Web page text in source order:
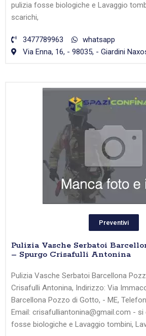
pulizia fosse biologiche e Lavaggio
scarichi,
3477789963
whatsapp
Via Enna, 16, - 98035, - Giardini
Preventivi
Pulizia Vasche Serbatoi
– Spurgo Crisafulli Antonina
Pulizia Vasche Serbatoi Barcellona
Crisafulli Antonina, Indirizzo: Via
Barcellona Pozzo di Gotto, - ME,
Email: crisafulliantonina@gmail.com -
fosse biologiche e Lavaggio tombini,